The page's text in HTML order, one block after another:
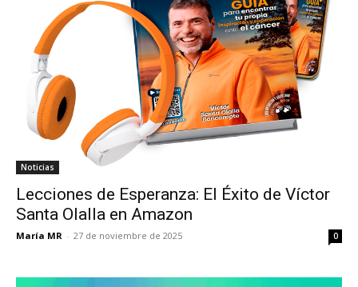
Noticias
Lecciones de Esperanza: El Éxito de Víctor
Santa Olalla en Amazon
María MR - 27 de noviembre de 2025 0